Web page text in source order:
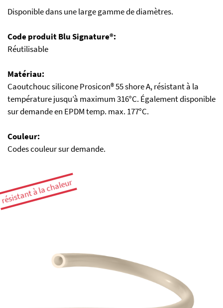
Disponible dans une large gamme de diamètres.
Code produit Blu Signature®:
Réutilisable
Matériau:
Caoutchouc silicone Prosicon® 55 shore A, résistant à la
température jusqu’à maximum 316°C. Également disponible
sur demande en EPDM temp. max. 177°C.
Couleur:
Codes couleur sur demande.
résistant à la chaleur